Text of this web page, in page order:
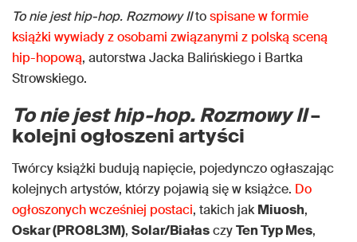
To nie jest hip-hop. Rozmowy IItospisane w formie
książki wywiady z osobami związanymi z polską sceną
hip-hopową, autorstwa Jacka Balińskiego i Bartka
Strowskiego.
To nie jest hip-hop. Rozmowy II–
kolejni ogłoszeni artyści
Twórcy książki budują napięcie, pojedynczo ogłaszając
kolejnych artystów, którzy pojawią się w książce. Do
ogłoszonych wcześniej postaci, takich jakMiuosh,
Oskar (PRO8L3M), Solar/BiałasczyTen Typ Mes,